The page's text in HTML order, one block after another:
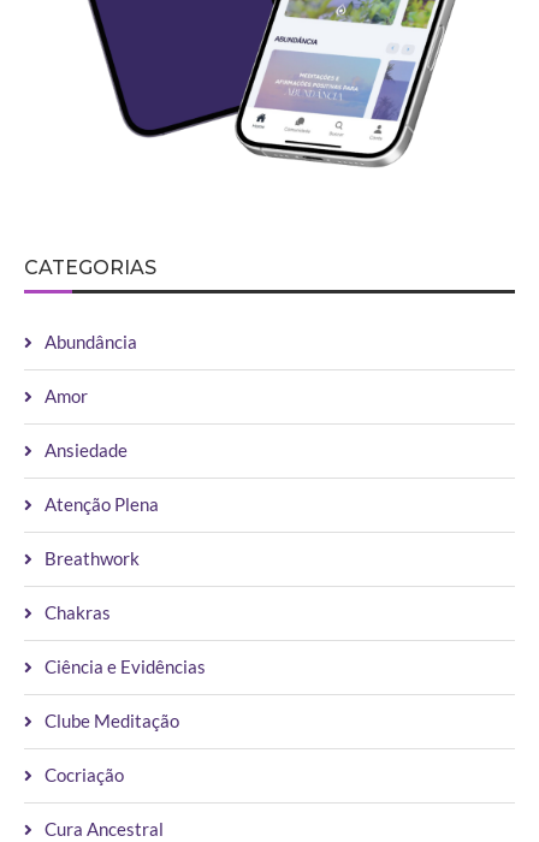
CATEGORIAS
Abundância
Amor
Ansiedade
Atenção Plena
Breathwork
Chakras
Ciência e Evidências
Clube Meditação
Cocriação
Cura Ancestral